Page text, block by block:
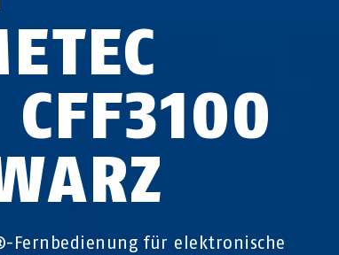
CFF3100
Fernbedienung für elektronische